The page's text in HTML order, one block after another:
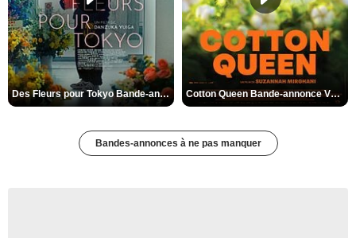
Des Fleurs pour Tokyo Bande-annonce VO STFR Cotton Queen Bande-annonce VO STFR
Bandes-annonces à ne pas manquer